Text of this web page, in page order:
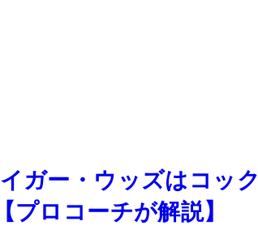
ガー・ウッズはコック
ロコーチが解説】